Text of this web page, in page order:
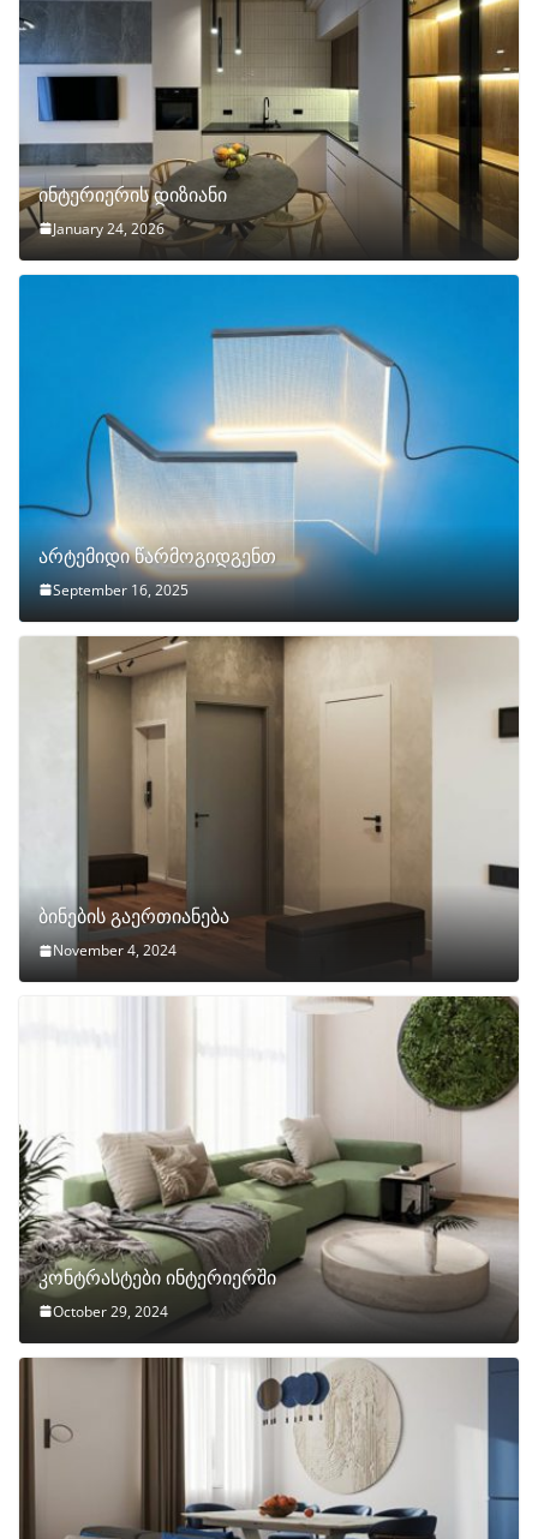
ინტერიერის დიზიანი
January 24, 2026
არტემიდი წარმოგიდგენთ
September 16, 2025
ბინების გაერთიანება
November 4, 2024
კონტრასტები ინტერიერში
October 29, 2024